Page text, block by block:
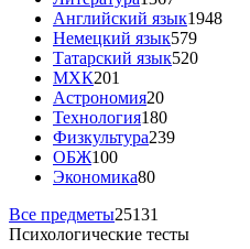
Английский язык1948
Немецкий язык579
Татарский язык520
МХК201
Астрономия20
Технология180
Физкультура239
ОБЖ100
Экономика80
Все предметы25131
Психологические тесты